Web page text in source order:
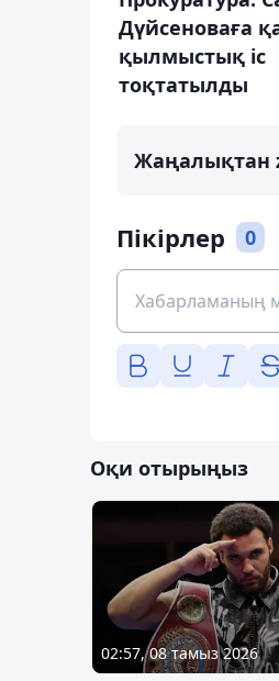
Дүйсеноваға
қылмыстық іс
тоқтатылды
Жаңалықтан
Пікірлер 0
Оқи отырыңыз
02:57, 08 тамыз 2026